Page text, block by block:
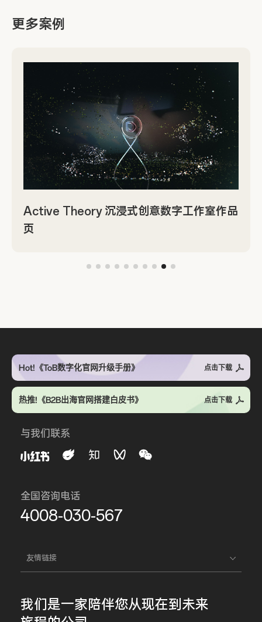
更多案例
Active Theory 沉浸式创意数字工作室作品
页
Hot!《ToB数字化官网升级手册》 点击下载
热推!《B2B出海官网搭建白皮书》 点击下载
与我们联系
全国咨询电话
4008-030-567
友情链接
我们是一家陪伴您从现在到未来